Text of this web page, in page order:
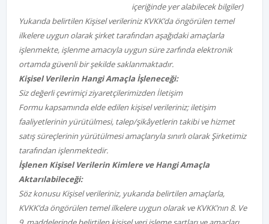
içeriğinde yer alabilecek bilgiler)
Yukarıda belirtilen Kişisel verileriniz KVKK’da öngörülen temel
ilkelere uygun olarak şirket tarafından aşağıdaki amaçlarla
işlenmekte, işlenme amacıyla uygun süre zarfında elektronik
ortamda güvenli bir şekilde saklanmaktadır.
Kişisel Verilerin Hangi Amaçla İşleneceği:
Siz değerli çevrimiçi ziyaretçilerimizden İletişim
Formu kapsamında elde edilen kişisel verileriniz; iletişim
faaliyetlerinin yürütülmesi, talep/şikâyetlerin takibi ve hizmet
satış süreçlerinin yürütülmesi amaçlarıyla sınırlı olarak Şirketimiz
tarafından işlenmektedir.
İşlenen Kişisel Verilerin Kimlere ve Hangi Amaçla
Aktarılabileceği:
Söz konusu Kişisel verileriniz, yukarıda belirtilen amaçlarla,
KVKK’da öngörülen temel ilkelere uygun olarak ve KVKK’nın 8. Ve